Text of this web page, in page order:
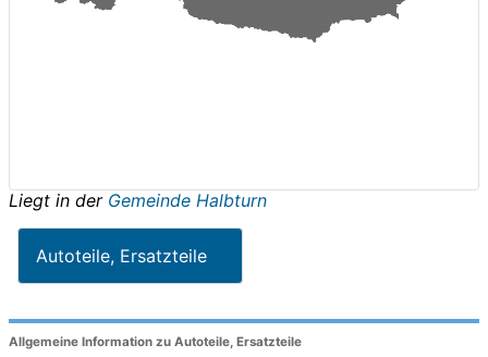
Liegt in der Gemeinde Halbturn
Autoteile, Ersatzteile
Allgemeine Information zu Autoteile, Ersatzteile